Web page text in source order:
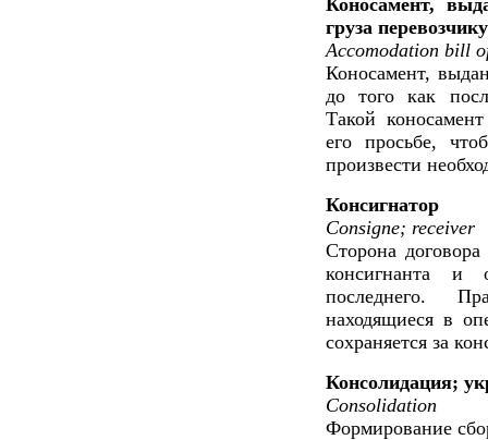
груза перевозчику
Accomodation bill
Коносамент,
до того как
Такой
его просьбе,
произвести
Консигнатор
Consigne; receiver
Сторона
консигнанта и
последнего.
находящиеся в
сохраняется за
Консолидация;
Consolidation
Формирование